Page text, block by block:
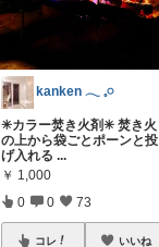
kanken 𓂃 𓈒𓏸
✳︎カラー焚き火剤✳︎ 焚き火
の上から袋ごとポーンと投
げ入れる ...
￥ 1,000
0 0 73
コレ いいね